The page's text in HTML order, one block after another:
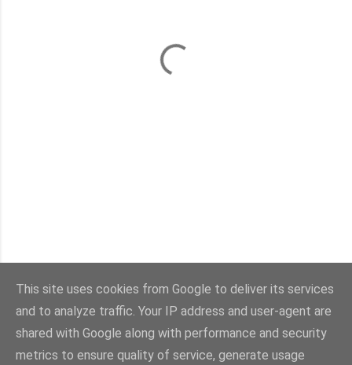
Con la tecnología de Blogger
Imágenes del tema:sebastian-julian
This site uses cookies from Google to deliver its services
and to analyze traffic. Your IP address and user-agent are
shared with Google along with performance and security
metrics to ensure quality of service, generate usage